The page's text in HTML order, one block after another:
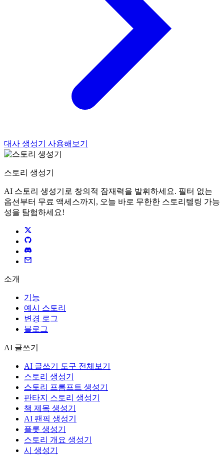
대사 생성기 사용해보기
스토리 생성기
AI 스토리 생성기로 창의적 잠재력을 발휘하세요. 필터 없는
옵션부터 무료 액세스까지, 오늘 바로 무한한 스토리텔링 가능
성을 탐험하세요!
소개
기능
예시 스토리
변경 로그
블로그
AI 글쓰기
AI 글쓰기 도구 전체보기
스토리 생성기
스토리 프롬프트 생성기
판타지 스토리 생성기
책 제목 생성기
AI 팬픽 생성기
플롯 생성기
스토리 개요 생성기
시 생성기